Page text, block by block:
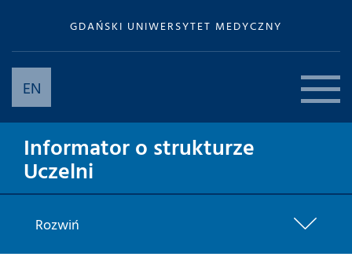
GDAŃSKI UNIWERSYTET MEDYCZNY
EN
Informator o strukturze
Uczelni
Rozwiń